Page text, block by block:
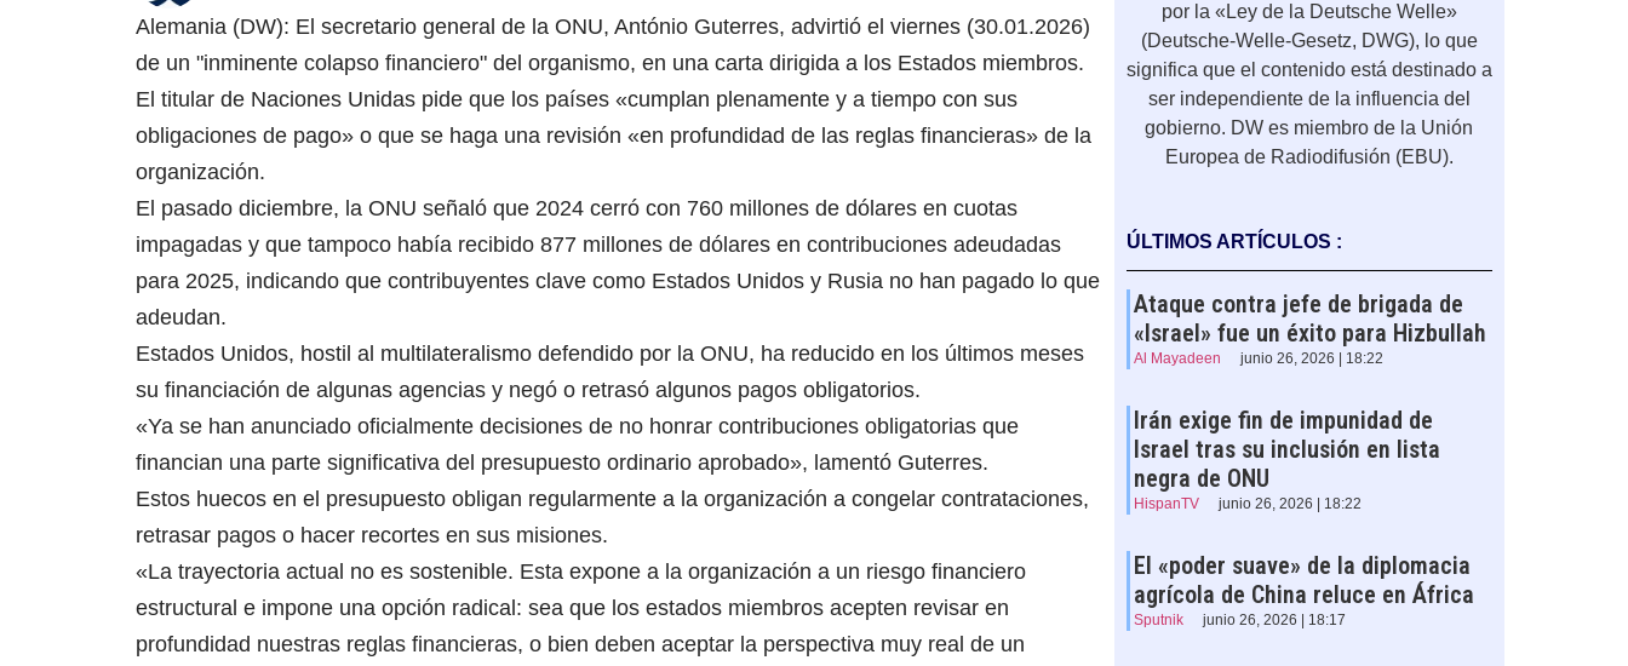
Alemania (DW): El secretario general de la ONU, António Guterres, advirtió el viernes (30.01.2026)
de un "inminente colapso financiero" del organismo, en una carta dirigida a los Estados miembros.
El titular de Naciones Unidas pide que los países «cumplan plenamente y a tiempo con sus
obligaciones de pago» o que se haga una revisión «en profundidad de las reglas financieras» de la
organización.
El pasado diciembre, la ONU señaló que 2024 cerró con 760 millones de dólares en cuotas
impagadas y que tampoco había recibido 877 millones de dólares en contribuciones adeudadas
para 2025, indicando que contribuyentes clave como Estados Unidos y Rusia no han pagado lo que
adeudan.
Estados Unidos, hostil al multilateralismo defendido por la ONU, ha reducido en los últimos meses
su financiación de algunas agencias y negó o retrasó algunos pagos obligatorios.
«Ya se han anunciado oficialmente decisiones de no honrar contribuciones obligatorias que
financian una parte significativa del presupuesto ordinario aprobado», lamentó Guterres.
Estos huecos en el presupuesto obligan regularmente a la organización a congelar contrataciones,
retrasar pagos o hacer recortes en sus misiones.
«La trayectoria actual no es sostenible. Esta expone a la organización a un riesgo financiero
estructural e impone una opción radical: sea que los estados miembros acepten revisar en
profundidad nuestras reglas financieras, o bien deben aceptar la perspectiva muy real de un
por la «Ley de la Deutsche Welle»
(Deutsche-Welle-Gesetz, DWG), lo que
significa que el contenido está destinado a
ser independiente de la influencia del
gobierno. DW es miembro de la Unión
Europea de Radiodifusión (EBU).
ÚLTIMOS ARTÍCULOS :
Ataque contra jefe de brigada de
«Israel» fue un éxito para Hizbullah
Al Mayadeen junio 26, 2026 | 18:22
Irán exige fin de impunidad de
Israel tras su inclusión en lista
negra de ONU
HispanTV junio 26, 2026 | 18:22
El «poder suave» de la diplomacia
agrícola de China reluce en África
Sputnik junio 26, 2026 | 18:17